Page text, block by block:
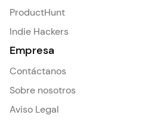
ProductHunt
Indie Hackers
Empresa
Contáctanos
Sobre nosotros
Aviso Legal